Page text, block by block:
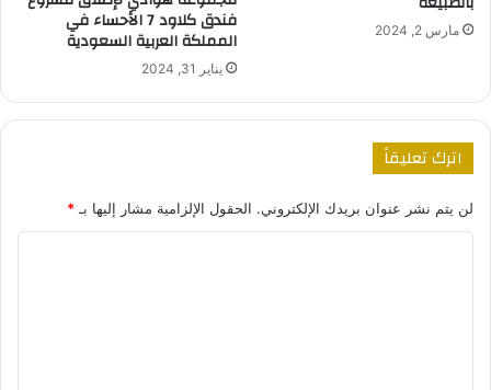
مارس 2, 2024 فندق كلاود 7 الأحساء في
المملكة العربية السعودية
يناير 31, 2024
اترك تعليقاً
لن يتم نشر عنوان بريدك الإلكتروني. الحقول الإلزامية مشار إليها بـ *